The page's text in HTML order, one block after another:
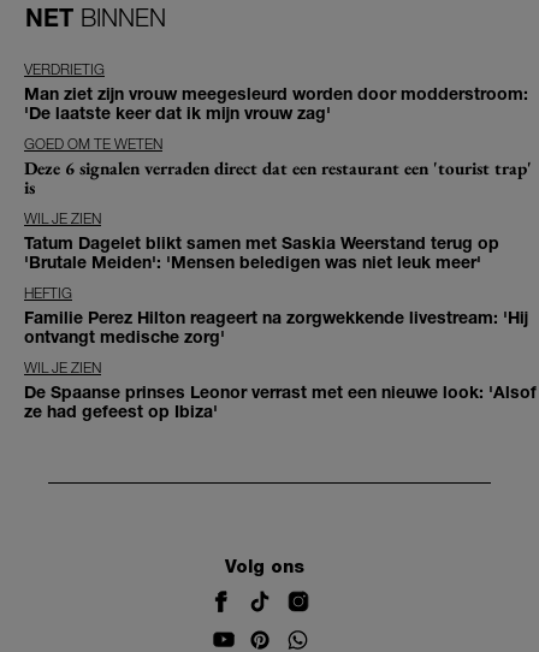
NET BINNEN
VERDRIETIG
Man ziet zijn vrouw meegesleurd worden door modderstroom:
'De laatste keer dat ik mijn vrouw zag'
GOED OM TE WETEN
Deze 6 signalen verraden direct dat een restaurant een 'tourist trap'
is
WIL JE ZIEN
Tatum Dagelet blikt samen met Saskia Weerstand terug op
'Brutale Meiden': 'Mensen beledigen was niet leuk meer'
HEFTIG
Familie Perez Hilton reageert na zorgwekkende livestream: 'Hij
ontvangt medische zorg'
WIL JE ZIEN
De Spaanse prinses Leonor verrast met een nieuwe look: 'Alsof
ze had gefeest op Ibiza'
Volg ons